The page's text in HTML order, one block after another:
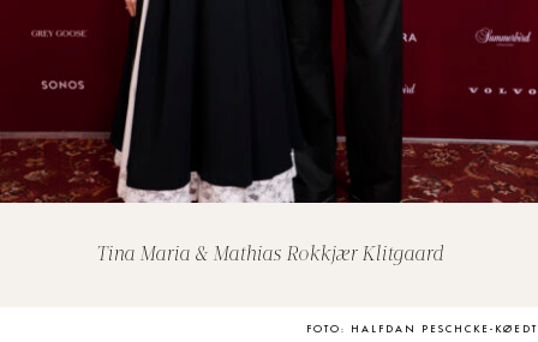
Tina Maria & Mathias Rokkjær Klitgaard
FOTO: HALFDAN PESCHCKE-KØEDT